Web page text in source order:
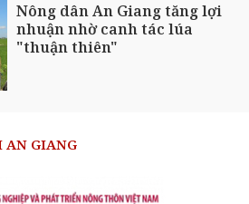
Nông dân An Giang tăng lợi
nhuận nhờ canh tác lúa
"thuận thiên"
AN GIANG